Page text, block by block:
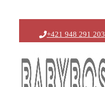
na
+421 948 291 203